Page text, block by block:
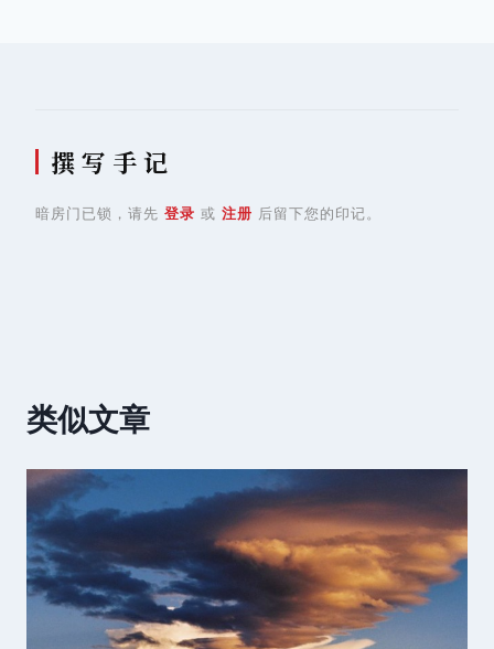
撰 写 手 记
暗房门已锁，请先 登录 或 注册 后留下您的印记。
类似文章